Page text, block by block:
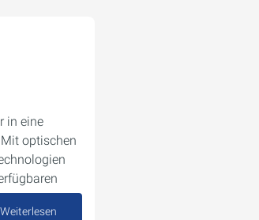
in eine
optischen
Weiterlesen